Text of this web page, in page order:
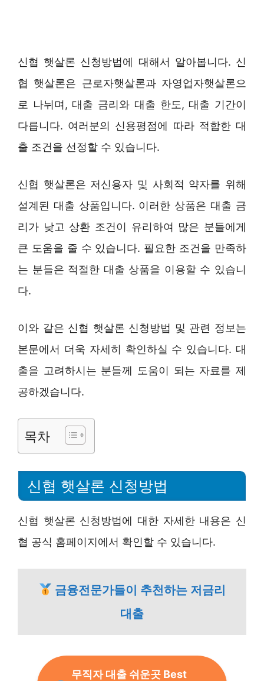
신협 햇살론 신청방법에 대해서 알아봅니다. 신
협 햇살론은 근로자햇살론과 자영업자햇살론으
로 나뉘며, 대출 금리와 대출 한도, 대출 기간이
다릅니다. 여러분의 신용평점에 따라 적합한 대
출 조건을 선정할 수 있습니다.
신협 햇살론은 저신용자 및 사회적 약자를 위해
설계된 대출 상품입니다. 이러한 상품은 대출 금
리가 낮고 상환 조건이 유리하여 많은 분들에게
큰 도움을 줄 수 있습니다. 필요한 조건을 만족하
는 분들은 적절한 대출 상품을 이용할 수 있습니
다.
이와 같은 신협 햇살론 신청방법 및 관련 정보는
본문에서 더욱 자세히 확인하실 수 있습니다. 대
출을 고려하시는 분들께 도움이 되는 자료를 제
공하겠습니다.
목차
신협 햇살론 신청방법
신협 햇살론 신청방법에 대한 자세한 내용은 신
협 공식 홈페이지에서 확인할 수 있습니다.
금융전문가들이 추천하는 저금리
대출
무직자 대출 쉬운곳 Best